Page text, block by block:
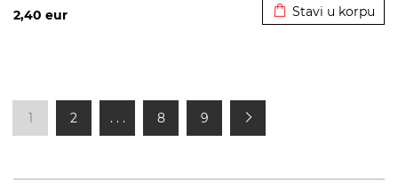
2,40 eur Stavi u korpu
1 2 . . . 8 9